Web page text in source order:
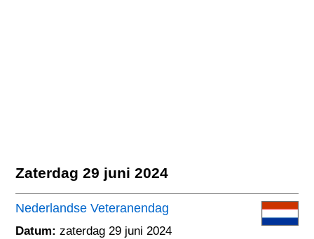
Zaterdag 29 juni 2024
Nederlandse Veteranendag
Datum: zaterdag 29 juni 2024